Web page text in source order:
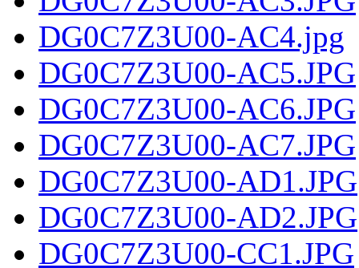
DG0C7Z3U00-AC4.jpg
DG0C7Z3U00-AC5.JPG
DG0C7Z3U00-AC6.JPG
DG0C7Z3U00-AC7.JPG
DG0C7Z3U00-AD1.JPG
DG0C7Z3U00-AD2.JPG
DG0C7Z3U00-CC1.JPG